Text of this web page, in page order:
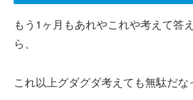
もう1ヶ月もあれやこれや考えて答
ら、
これ以上グダグダ考えても無駄だな